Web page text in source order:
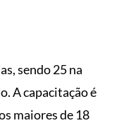
sendo 25 na
A capacitação é
maiores de 18